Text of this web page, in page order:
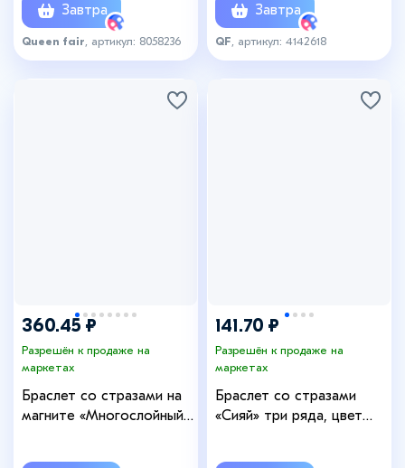
Завтра
Queen fair , артикул: 8058236
Завтра
QF , артикул: 4142618
360.45 ₽
Разрешён к продаже на
маркетах
Браслет со стразами на
магните «Многослойный»,
141.70 ₽
Разрешён к продаже на
маркетах
Браслет со стразами
«Сияй» три ряда, цвет